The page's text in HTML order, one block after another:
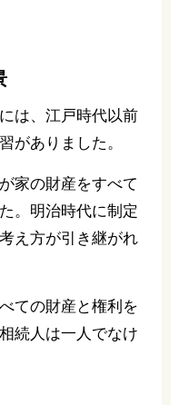
は、江戸時代以前
がありました。
家の財産をすべて
。明治時代に制定
え方が引き継がれ
ての財産と権利を
続人は一人でなけ